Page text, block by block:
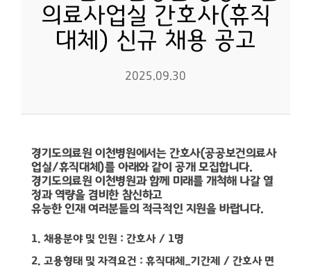
의료사업실 간호사(휴직
대체) 신규 채용 공고
2025.09.30
경기도의료원 이천병원에서는 간호사(공공보건의료사
업실/휴직대체 )를 아래와 같이 공개 모집합니다.
경기도의료원 이천병원과 함께 미래를 개척해 나갈 열
정과 역량을 겸비한 참신하고
유능한 인재 여러분들의 적극적인 지원을 바랍니다.
1. 채용분야 및 인원 : 간호사/ 1명
2. 고용형태 및 자격요건 : 휴직대체 기간제 / 간호사 면